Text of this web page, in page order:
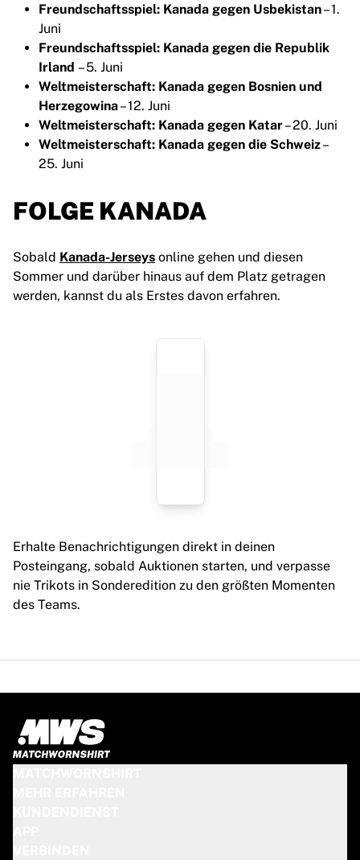
Freundschaftsspiel: Kanada gegen Usbekistan– 1.
Juni
Freundschaftsspiel: Kanada gegen die Republik
Irland – 5. Juni
Weltmeisterschaft: Kanada gegen Bosnien und
Herzegowina– 12. Juni
Weltmeisterschaft: Kanada gegen Katar– 20. Juni
Weltmeisterschaft: Kanada gegen die Schweiz–
25. Juni
FOLGE KANADA
Sobald Kanada-Jerseys online gehen und diesen
Sommer und darüber hinaus auf dem Platz getragen
werden, kannst du als Erstes davon erfahren.
Erhalte Benachrichtigungen direkt in deinen
Posteingang, sobald Auktionen starten, und verpasse
nie Trikots in Sonderedition zu den größten Momenten
des Teams.